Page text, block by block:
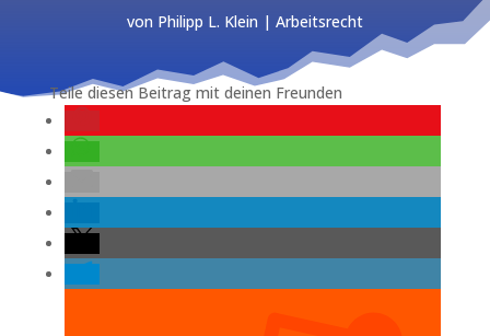
von Philipp L. Klein | Arbeitsrecht
Teile diesen Beitrag mit deinen Freunden